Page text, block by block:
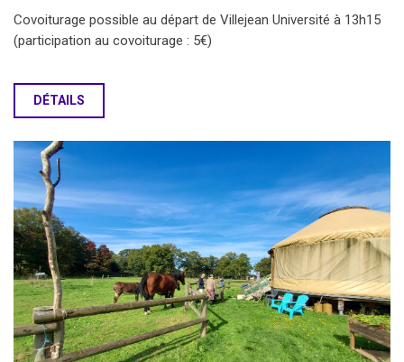
Covoiturage possible au départ de Villejean Université à 13h15
(participation au covoiturage : 5€)
DÉTAILS